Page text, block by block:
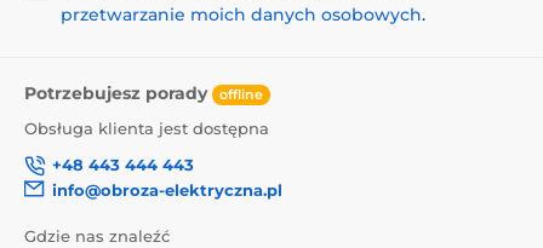
przetwarzanie moich danych osobowych.
Potrzebujesz porady offline
Obsługa klienta jest dostępna
+48 443 444 443
info@obroza-elektryczna.pl
Gdzie nas znaleźć